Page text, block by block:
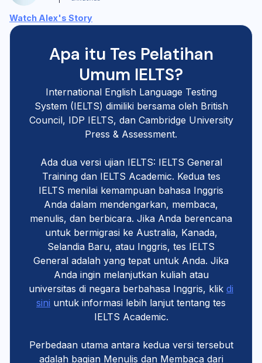
Watch Alex's Story
Apa itu Tes Pelatihan
Umum IELTS?
International English Language Testing
System (IELTS) dimiliki bersama oleh British
Council, IDP IELTS, dan Cambridge University
Press & Assessment.
Ada dua versi ujian IELTS: IELTS General
Training dan IELTS Academic. Kedua tes
IELTS menilai kemampuan bahasa Inggris
Anda dalam mendengarkan, membaca,
menulis, dan berbicara. Jika Anda berencana
untuk bermigrasi ke Australia, Kanada,
Selandia Baru, atau Inggris, tes IELTS
General adalah yang tepat untuk Anda. Jika
Anda ingin melanjutkan kuliah atau
universitas di negara berbahasa Inggris, klik di
sini untuk informasi lebih lanjut tentang tes
IELTS Academic.
Perbedaan utama antara kedua versi tersebut
adalah bagian Menulis dan Membaca dari